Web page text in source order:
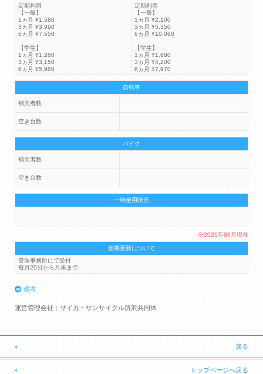
定期利用
【一般】
1ヵ月 ¥1,580
3ヵ月 ¥3,990
6ヵ月 ¥7,550
【学生】
1ヵ月 ¥1,260
3ヵ月 ¥3,150
6ヵ月 ¥5,980
定期利用
【一般】
1ヵ月 ¥2,100
3ヵ月 ¥5,350
6ヵ月 ¥10,060
【学生】
1ヵ月 ¥1,680
3ヵ月 ¥4,200
6ヵ月 ¥7,970
自転車
補欠者数
空き台数
バイク
補欠者数
空き台数
一時使用状況
※2026年06月現在
定期更新について
管理事務所にて受付
毎月20日から月末まで
備考
運営管理会社：サイカ・サンサイクル所沢共同体
戻る
トップページへ戻る